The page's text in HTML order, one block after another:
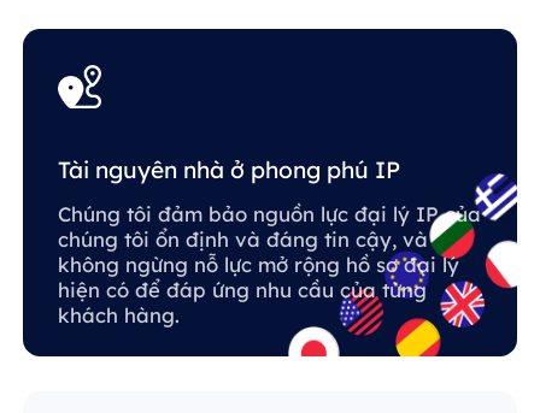
Tài nguyên nhà ở phong phú IP
Chúng tôi đảm bảo nguồn lực đại lý IP của
chúng tôi ổn định và đáng tin cậy, và
không ngừng nỗ lực mở rộng hồ sơ đại lý
hiện có để đáp ứng nhu cầu của từng
khách hàng.